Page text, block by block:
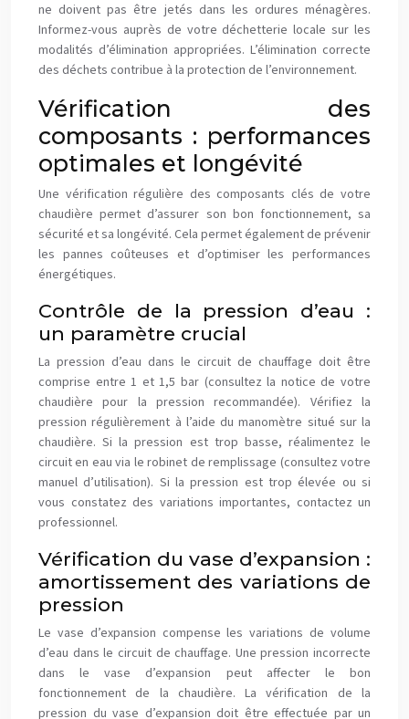
ne doivent pas être jetés dans les ordures ménagères.
Informez-vous auprès de votre déchetterie locale sur les
modalités d’élimination appropriées. L’élimination correcte
des déchets contribue à la protection de l’environnement.
Vérification des
composants : performances
optimales et longévité
Une vérification régulière des composants clés de votre
chaudière permet d’assurer son bon fonctionnement, sa
sécurité et sa longévité. Cela permet également de prévenir
les pannes coûteuses et d’optimiser les performances
énergétiques.
Contrôle de la pression d’eau :
un paramètre crucial
La pression d’eau dans le circuit de chauffage doit être
comprise entre 1 et 1,5 bar (consultez la notice de votre
chaudière pour la pression recommandée). Vérifiez la
pression régulièrement à l’aide du manomètre situé sur la
chaudière. Si la pression est trop basse, réalimentez le
circuit en eau via le robinet de remplissage (consultez votre
manuel d’utilisation). Si la pression est trop élevée ou si
vous constatez des variations importantes, contactez un
professionnel.
Vérification du vase d’expansion :
amortissement des variations de
pression
Le vase d’expansion compense les variations de volume
d’eau dans le circuit de chauffage. Une pression incorrecte
dans le vase d’expansion peut affecter le bon
fonctionnement de la chaudière. La vérification de la
pression du vase d’expansion doit être effectuée par un